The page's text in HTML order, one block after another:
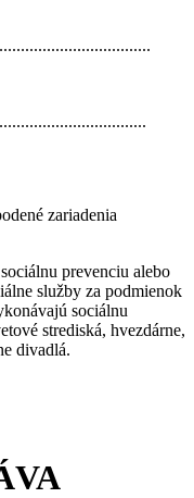
zariadenia
prevenciu alebo
služby za podmienok
sociálnu
strediská, hvezdárne,
divadlá.